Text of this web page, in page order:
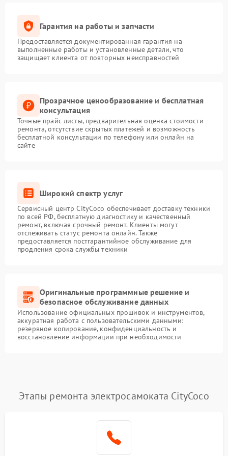
Гарантия на работы и запчасти
Предоставляется документированная гарантия на
выполненные работы и установленные детали, что
защищает клиента от повторных неисправностей
Прозрачное ценообразование и бесплатная
консультация
Точные прайс-листы, предварительная оценка стоимости
ремонта, отсутствие скрытых платежей и возможность
бесплатной консультации по телефону или онлайн на
сайте
Широкий спектр услуг
Сервисный центр CityCoco обеспечивает доставку техники
по всей РФ, бесплатную диагностику и качественный
ремонт, включая срочный ремонт. Клиенты могут
отслеживать статус ремонта онлайн. Также
предоставляется постгарантийное обслуживание для
продления срока службы техники
Оригинальные программные решение и
безопасное обслуживание данных
Использование официальных прошивок и инструментов,
аккуратная работа с пользовательскими данными:
резервное копирование, конфиденциальность и
восстановление информации при необходимости
Этапы ремонта электросамоката CityCoco